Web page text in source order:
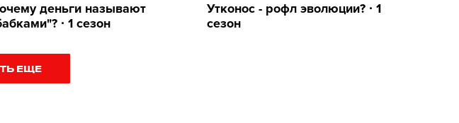
деньги называют
∙ 1 сезон
Утконос - рофл эволюции? ∙ 1
сезон
ЕЩЕ